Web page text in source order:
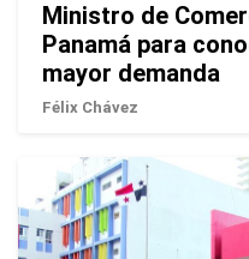
Ministro de
Panamá para
mayor demanda
Félix Chávez